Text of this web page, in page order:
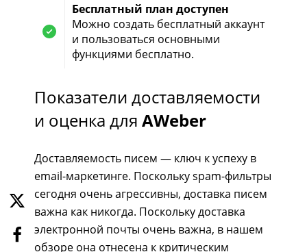
Бесплатный план доступен
Можно создать бесплатный аккаунт
и пользоваться основными
функциями бесплатно.
Показатели доставляемости
и оценка для AWeber
Доставляемость писем — ключ к успеху в
email-маркетинге. Поскольку spam-фильтры
сегодня очень агрессивны, доставка писем
важна как никогда. Поскольку доставка
электронной почты очень важна, в нашем
обзоре она отнесена к критическим